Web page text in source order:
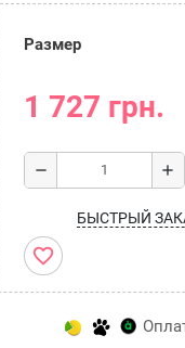
Размер
1 727 грн.
remove add
БЫСТРЫЙ
favorite_border